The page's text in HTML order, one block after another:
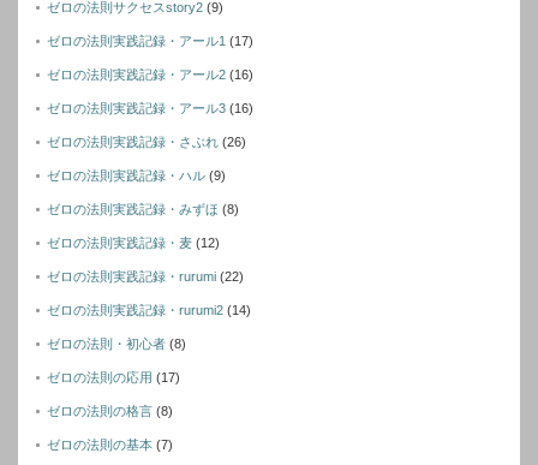
ゼロの法則サクセスstory2 (9)
ゼロの法則実践記録・アール1 (17)
ゼロの法則実践記録・アール2 (16)
ゼロの法則実践記録・アール3 (16)
ゼロの法則実践記録・さぶれ (26)
ゼロの法則実践記録・ハル (9)
ゼロの法則実践記録・みずほ (8)
ゼロの法則実践記録・麦 (12)
ゼロの法則実践記録・rurumi (22)
ゼロの法則実践記録・rurumi2 (14)
ゼロの法則・初心者 (8)
ゼロの法則の応用 (17)
ゼロの法則の格言 (8)
ゼロの法則の基本 (7)